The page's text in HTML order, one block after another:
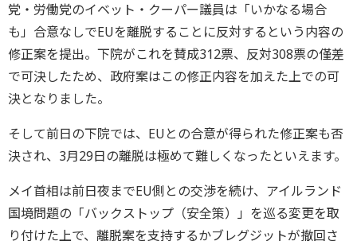
党・労働党のイベット・クーパー議員は「いかなる場合
も」合意なしでEUを離脱することに反対するという内容の
修正案を提出。下院がこれを賛成312票、反対308票の僅差
で可決したため、政府案はこの修正内容を加えた上での可
決となりました。
そして前日の下院では、EUとの合意が得られた修正案も否
決され、3月29日の離脱は極めて難しくなったといえます。
メイ首相は前日夜までEU側との交渉を続け、アイルランド
国境問題の「バックストップ（安全策）」を巡る変更を取
り付けた上で、離脱案を支持するかブレグジットが撤回さ